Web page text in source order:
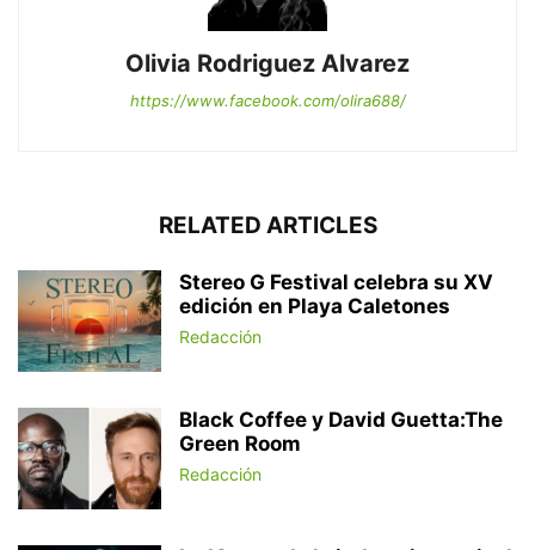
Olivia Rodriguez Alvarez
https://www.facebook.com/olira688/
RELATED ARTICLES
Stereo G Festival celebra su XV
edición en Playa Caletones
Redacción
Black Coffee y David Guetta:The
Green Room
Redacción